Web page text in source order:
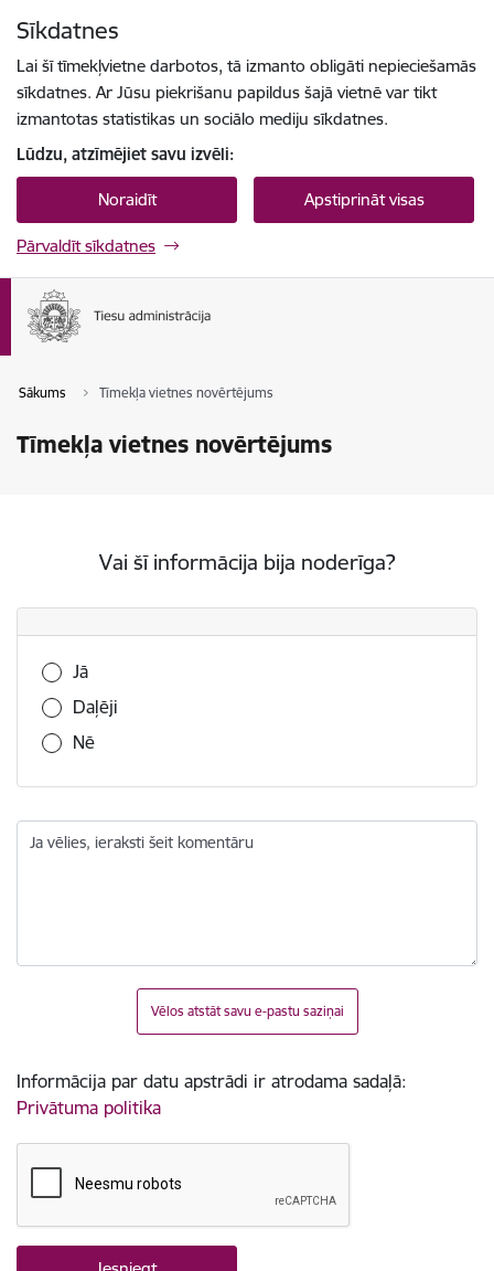
Sīkdatnes
Lai šī tīmekļvietne darbotos, tā izmanto obligāti nepieciešamās
sīkdatnes. Ar Jūsu piekrišanu papildus šajā vietnē var tikt
izmantotas statistikas un sociālo mediju sīkdatnes.
Lūdzu, atzīmējiet savu izvēli:
Noraidīt Apstiprināt visas
Pārvaldīt sīkdatnes
Sākums Tīmekļa vietnes novērtējums
Tīmekļa vietnes novērtējums
Vai šī informācija bija noderīga?
Vai šī informācija bija noderīga?
Jā
Daļēji
Nē
Ja vēlies, ieraksti šeit komentāru
Vēlos atstāt savu e-pastu saziņai
Informācija par datu apstrādi ir atrodama sadaļā:
Privātuma politika